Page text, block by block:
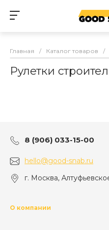
Главная / Каталог товаров /
Рулетки
8 (906) 033-15-00
hello@good-snab.ru
г. Москва,
О компании